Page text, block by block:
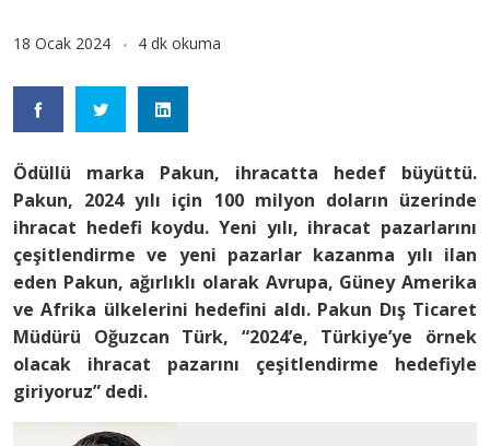
18 Ocak 2024 4 dk okuma
Ödüllü marka Pakun, ihracatta hedef büyüttü.
Pakun, 2024 yılı için 100 milyon doların üzerinde
ihracat hedefi koydu. Yeni yılı, ihracat pazarlarını
çeşitlendirme ve yeni pazarlar kazanma yılı ilan
eden Pakun, ağırlıklı olarak Avrupa, Güney Amerika
ve Afrika ülkelerini hedefini aldı. Pakun Dış Ticaret
Müdürü Oğuzcan Türk, “2024’e, Türkiye’ye örnek
olacak ihracat pazarını çeşitlendirme hedefiyle
giriyoruz” dedi.